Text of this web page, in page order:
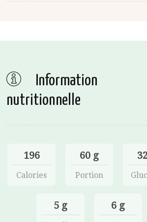
Information
nutritionnelle
196
Calories
60 g
Portion
5 g 6 g